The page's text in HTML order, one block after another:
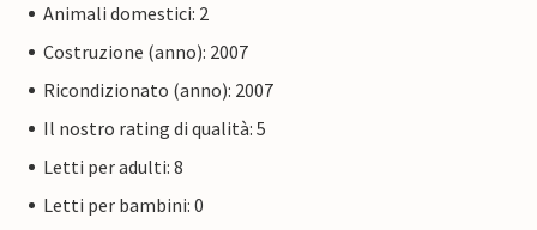
Animali domestici: 2
Costruzione (anno): 2007
Ricondizionato (anno): 2007
Il nostro rating di qualità: 5
Letti per adulti: 8
Letti per bambini: 0